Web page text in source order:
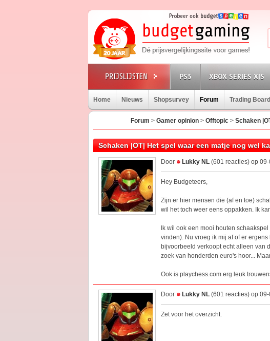
PS5 XBOX SERIES X|S
Home Nieuws Shopsurvey Forum Trading Board
Forum > Gamer opinion> Offtopic> Schaken
Schaken |OT| Het spel waar een matje nog wel
Door Lukky NL (601 reacties) op
Hey Budgeteers,
Zijn er hier mensen die (af en toe)
wil het toch weer eens oppakken. Ik
Ik wil ook een mooi houten
vinden). Nu vroeg ik mij af of er
bijvoorbeeld verkoopt echt alleen van
zoek van honderden euro's hoor...
Ook is playchess.com erg leuk
Door Lukky NL (601 reacties) op
Zet voor het overzicht.